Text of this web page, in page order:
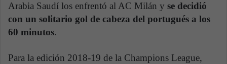
Arabia Saudí los enfrentó al AC Milán y se decidió
con un solitario gol de cabeza del portugués a los
60 minutos.
Para la edición 2018-19 de la Champions League,